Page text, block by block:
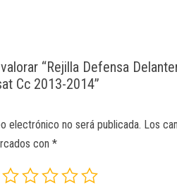
“Rejilla Defensa
Cc 2013-2014”
electrónico no será publicada. Los
con*